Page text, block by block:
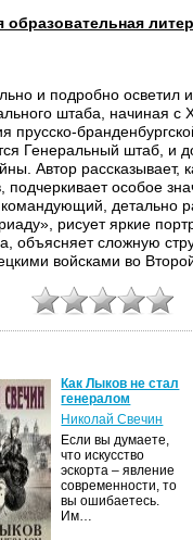
образовательная
и подробно осветил
штаба, начиная с
прусско-
Генеральный штаб, и
Автор рассказывает,
подчеркивает особое
детально
рисует яркие
объясняет сложную
войсками во
Как Лыков не стал
генералом
Николай Свечин
Если вы думаете,
что искусство
эскорта – явление
современности, то
вы ошибаетесь.
Им…